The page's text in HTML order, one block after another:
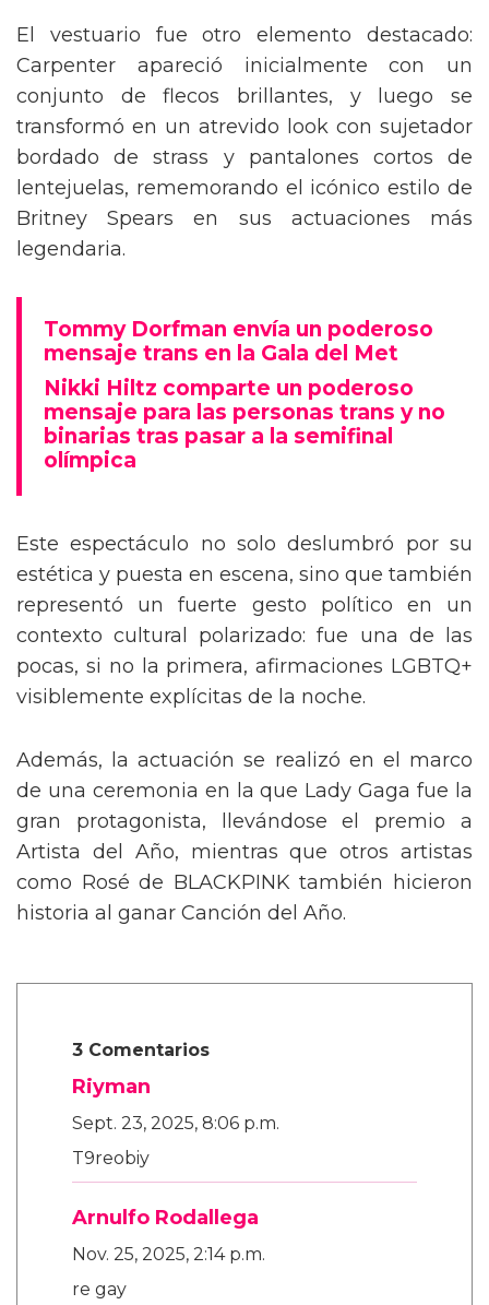
El vestuario fue otro elemento destacado:
Carpenter apareció inicialmente con un
conjunto de flecos brillantes, y luego se
transformó en un atrevido look con sujetador
bordado de strass y pantalones cortos de
lentejuelas, rememorando el icónico estilo de
Britney Spears en sus actuaciones más
legendaria.
Tommy Dorfman envía un poderoso
mensaje trans en la Gala del Met
Nikki Hiltz comparte un poderoso
mensaje para las personas trans y no
binarias tras pasar a la semifinal
olímpica
Este espectáculo no solo deslumbró por su
estética y puesta en escena, sino que también
representó un fuerte gesto político en un
contexto cultural polarizado: fue una de las
pocas, si no la primera, afirmaciones LGBTQ+
visiblemente explícitas de la noche.
Además, la actuación se realizó en el marco
de una ceremonia en la que Lady Gaga fue la
gran protagonista, llevándose el premio a
Artista del Año, mientras que otros artistas
como Rosé de BLACKPINK también hicieron
historia al ganar Canción del Año.
3 Comentarios
Riyman
Sept. 23, 2025, 8:06 p.m.
T9reobiy
Arnulfo Rodallega
Nov. 25, 2025, 2:14 p.m.
re gay